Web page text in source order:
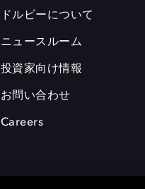
ドルビーについて
ニュースルーム
投資家向け情報
お問い合わせ
Careers